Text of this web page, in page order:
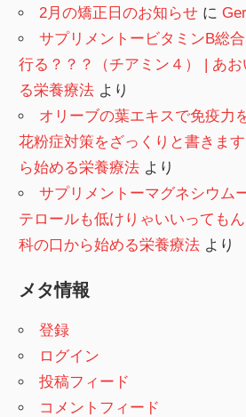
2月の矯正日のお知らせ に
サプリメントービタミンB総
行る？？？（チアミン４） | あ
る栄養療法 より
オリーブの葉エキスで免疫力
花粉症対策をざっくりと書きま
ら始める栄養療法 より
サプリメントーマグネシウム
テロールも低けりゃいいっても
科の口から始める栄養療法 より
メタ情報
登録
ログイン
投稿フィード
コメントフィード